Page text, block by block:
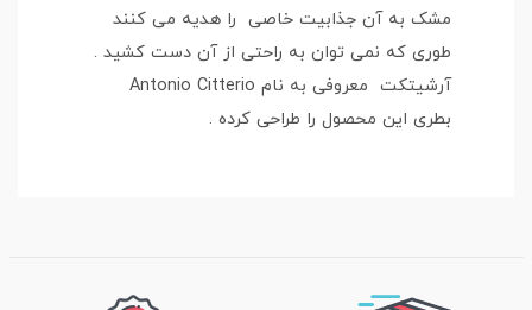
مشک به آن جذابیت خاصی را هدیه می کنند
طوری که نمی توان به راحتی از آن دست کشید .
آرشیتکت معروفی به نام Antonio Citterio
بطری این محصول را طراحی کرده .